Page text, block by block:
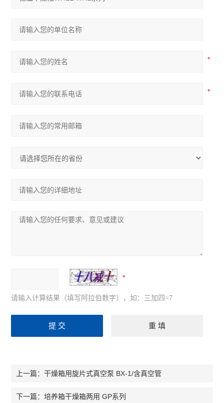
请输入计算结果（填写阿拉伯数字），如：三加四=7
上一篇：干燥箱用旋片式真空泵 BX-1/含真空管
下一篇：培养箱干燥箱两用 GP系列